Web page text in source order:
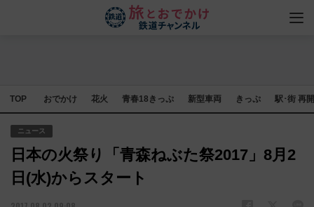
TOP おでかけ 花火 青春18きっぷ 新型車両 きっぷ 駅･街 再
ニュース
日本の火祭り「青森ねぶた祭2017」8月2
日(水)からスタート